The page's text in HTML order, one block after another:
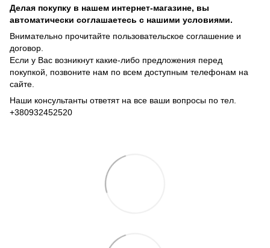
Делая покупку в нашем интернет-магазине, вы
автоматически соглашаетесь с нашими условиями.
Внимательно прочитайте пользовательское соглашение и
договор.
Если у Вас возникнут какие-либо предложения перед
покупкой, позвоните нам по всем доступным телефонам на
сайте.
Наши консультанты ответят на все ваши вопросы по тел.
+380932452520